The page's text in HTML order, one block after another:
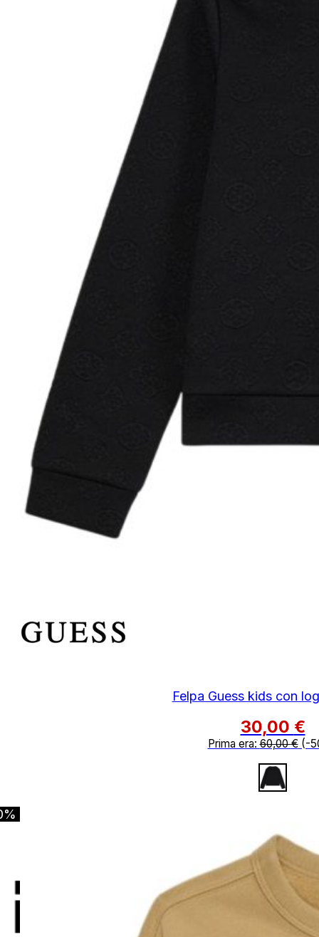
Felpa Guess kids con
30,00 €
Prima era:60,00€(-